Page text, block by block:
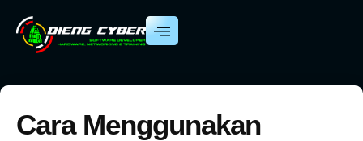
Cara Menggunakan